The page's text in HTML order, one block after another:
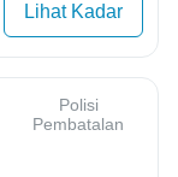
Lihat Kadar
Polisi
Pembatalan